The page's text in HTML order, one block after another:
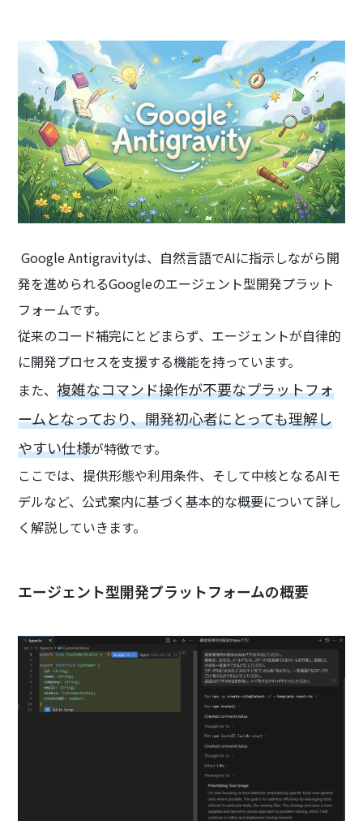
Google Antigravityは、自然言語でAIに指示しながら開
発を進められるGoogleのエージェント型開発プラット
フォームです。
従来のコード補完にとどまらず、エージェントが自律的
に開発プロセスを支援する機能を持っています。
また、複雑なコマンド操作が不要なプラットフォ
ームとなっており、開発初心者にとっても理解し
やすい仕様が特徴です。
ここでは、提供形態や利用条件、そして中核となるAIモ
デルなど、公式案内に基づく基本的な概要について詳し
く解説していきます。
エージェント型開発プラットフォームの概要